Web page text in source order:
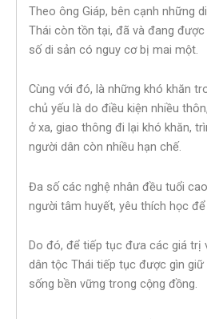
Theo ông Giáp, bên cạnh những
Thái còn tồn tại, đã và đang
số di sản có nguy cơ bị mai một.
Cùng với đó, là những khó khăn
chủ yếu là do điều kiện nhiều
ở xa, giao thông đi lại khó khăn,
người dân còn nhiều hạn chế.
Đa số các nghệ nhân đều tuổi
người tâm huyết, yêu thích học
Do đó, để tiếp tục đưa các giá trị
dân tộc Thái tiếp tục được gìn
sống bền vững trong cộng đồng.